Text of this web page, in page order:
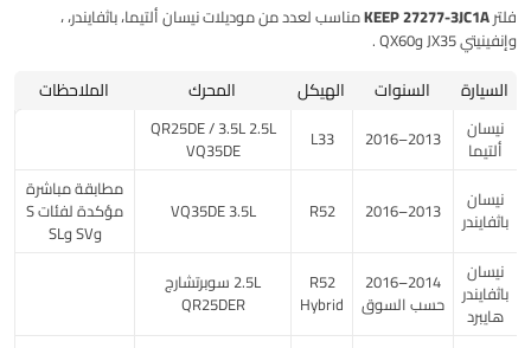
فلترKEEP 27277-3JC1Aمناسب لعدد من موديلاتنيسانألتيما، باثفايندر،،
وإنفينيتيJX35 وQX60 .
السيارة السنوات الهيكل المحرك الملاحظات
نيسان
ألتيما 2013–2016
L33
2.5L ‏QR25DE / 3.5L
‏VQ35DE
نيسان
باثفايندر 2013–2016
R52
3.5L ‏VQ35DE
مطابقة مباشرة
مؤكدة لفئات S
وSV وSL
نيسان
باثفايندر
هايبرد
2014–2016
حسب السوق
R52
Hybrid
2.5L سوبرتشارج
‏QR25DER